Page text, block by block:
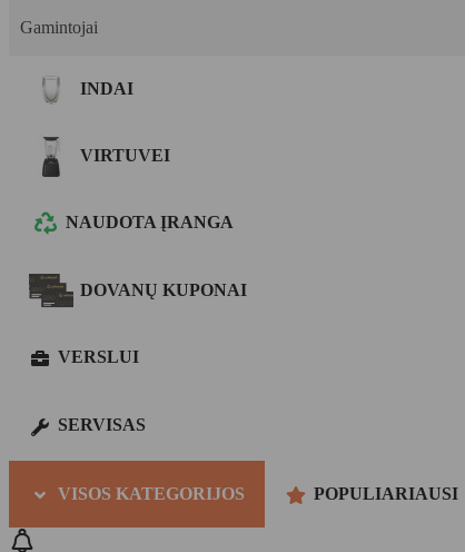
Gamintojai
INDAI
VIRTUVEI
NAUDOTA ĮRANGA
DOVANŲ KUPONAI
VERSLUI
SERVISAS
VISOS KATEGORIJOS POPULIARIAUSI